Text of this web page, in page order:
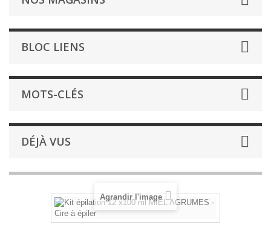
BLOC LIENS
MOTS-CLÉS
DÉJÀ VUS
Agrandir l'image